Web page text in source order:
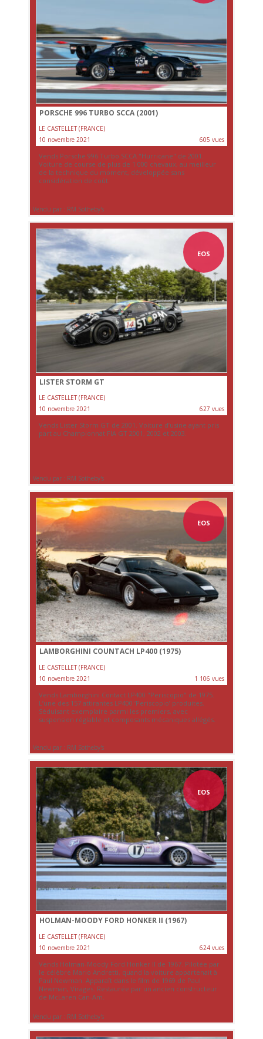
PORSCHE 996 TURBO SCCA (2001)
LE CASTELLET (FRANCE)
10 novembre 2021
605 vues
Vends Porsche 996 Turbo SCCA "Hurricane" de 2001.
Voiture de course de plus de 1 000 chevaux, au meilleur
de la technique du moment, développée sans
considération de coût.
Vendu par : RM Sotheby's
EOS
LISTER STORM GT
LE CASTELLET (FRANCE)
10 novembre 2021
627 vues
Vends Lister Storm GT de 2001. Voiture d’usine ayant pris
part au Championnat FIA GT 2001, 2002 et 2003.
Vendu par : RM Sotheby's
EOS
LAMBORGHINI COUNTACH LP400 (1975)
LE CASTELLET (FRANCE)
10 novembre 2021
1 106 vues
Vends Lamborghini Contact LP400 "Periscopio" de 1975.
L’une des 157 attirantes LP400 ‘Periscopio’ produites.
Séduisant exemplaire parmi les premiers, avec
suspension réglable et composants mécaniques allégés.
Vendu par : RM Sotheby's
EOS
HOLMAN-MOODY FORD HONKER II (1967)
LE CASTELLET (FRANCE)
10 novembre 2021
624 vues
Vends Holman-Moody Ford Honker II de 1967. Pilotée par
le célèbre Mario Andretti, quand la voiture appartenait à
Paul Newman. Apparaît dans le film de 1969 de Paul
Newman, Virages. Restaurée par un ancien constructeur
de McLaren Can-Am.
Vendu par : RM Sotheby's